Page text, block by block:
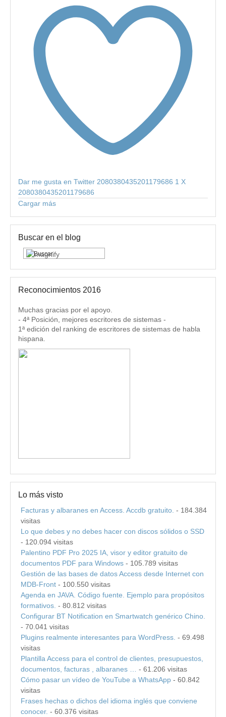
Dar me gusta en Twitter 2080380435201179686 1 X
2080380435201179686
Cargar más
Buscar en el blog
Reconocimientos 2016
Muchas gracias por el apoyo.
- 4ª Posición, mejores escritores de sistemas -
1ª edición del ranking de escritores de sistemas de habla
hispana.
Lo más visto
Facturas y albaranes en Access. Accdb gratuito. - 184.384
visitas
Lo que debes y no debes hacer con discos sólidos o SSD
- 120.094 visitas
Palentino PDF Pro 2025 IA, visor y editor gratuito de
documentos PDF para Windows - 105.789 visitas
Gestión de las bases de datos Access desde Internet con
MDB-Front - 100.550 visitas
Agenda en JAVA. Código fuente. Ejemplo para propósitos
formativos. - 80.812 visitas
Configurar BT Notification en Smartwatch genérico Chino.
- 70.041 visitas
Plugins realmente interesantes para WordPress. - 69.498
visitas
Plantilla Access para el control de clientes, presupuestos,
documentos, facturas , albaranes …
- 61.206 visitas
Cómo pasar un vídeo de YouTube a WhatsApp - 60.842
visitas
Frases hechas o dichos del idioma inglés que conviene
conocer. - 60.376 visitas